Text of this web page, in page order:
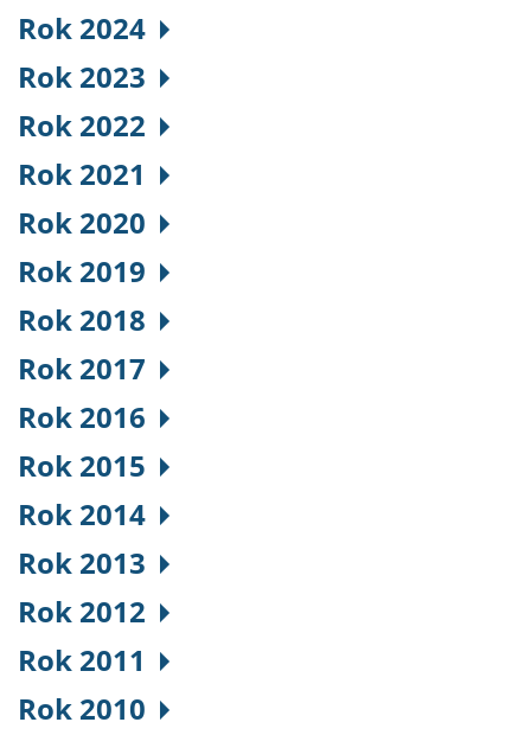
Rok 2024
Rok 2023
Rok 2022
Rok 2021
Rok 2020
Rok 2019
Rok 2018
Rok 2017
Rok 2016
Rok 2015
Rok 2014
Rok 2013
Rok 2012
Rok 2011
Rok 2010